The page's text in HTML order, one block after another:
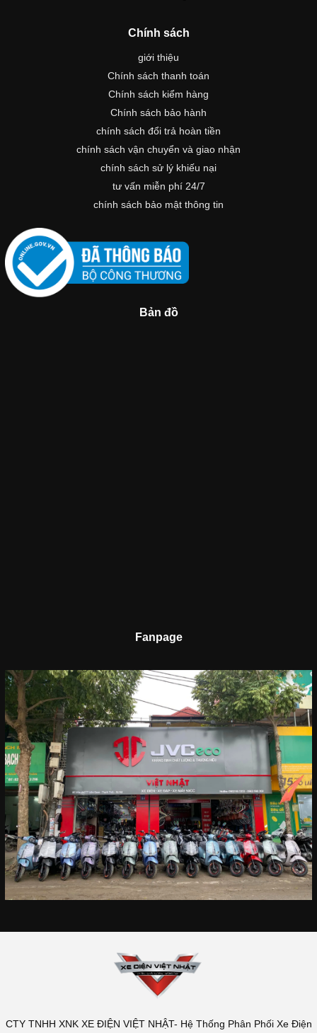
Chính sách
giới thiệu
Chính sách thanh toán
Chính sách kiểm hàng
Chính sách bảo hành
chính sách đổi trả hoàn tiền
chính sách vận chuyển và giao nhận
chính sách sử lý khiếu nại
tư vấn miễn phí 24/7
chính sách bảo mật thông tin
Bản đồ
Fanpage
CTY TNHH XNK XE ĐIỆN VIỆT NHẬT- Hệ Thống Phân Phối Xe Điện